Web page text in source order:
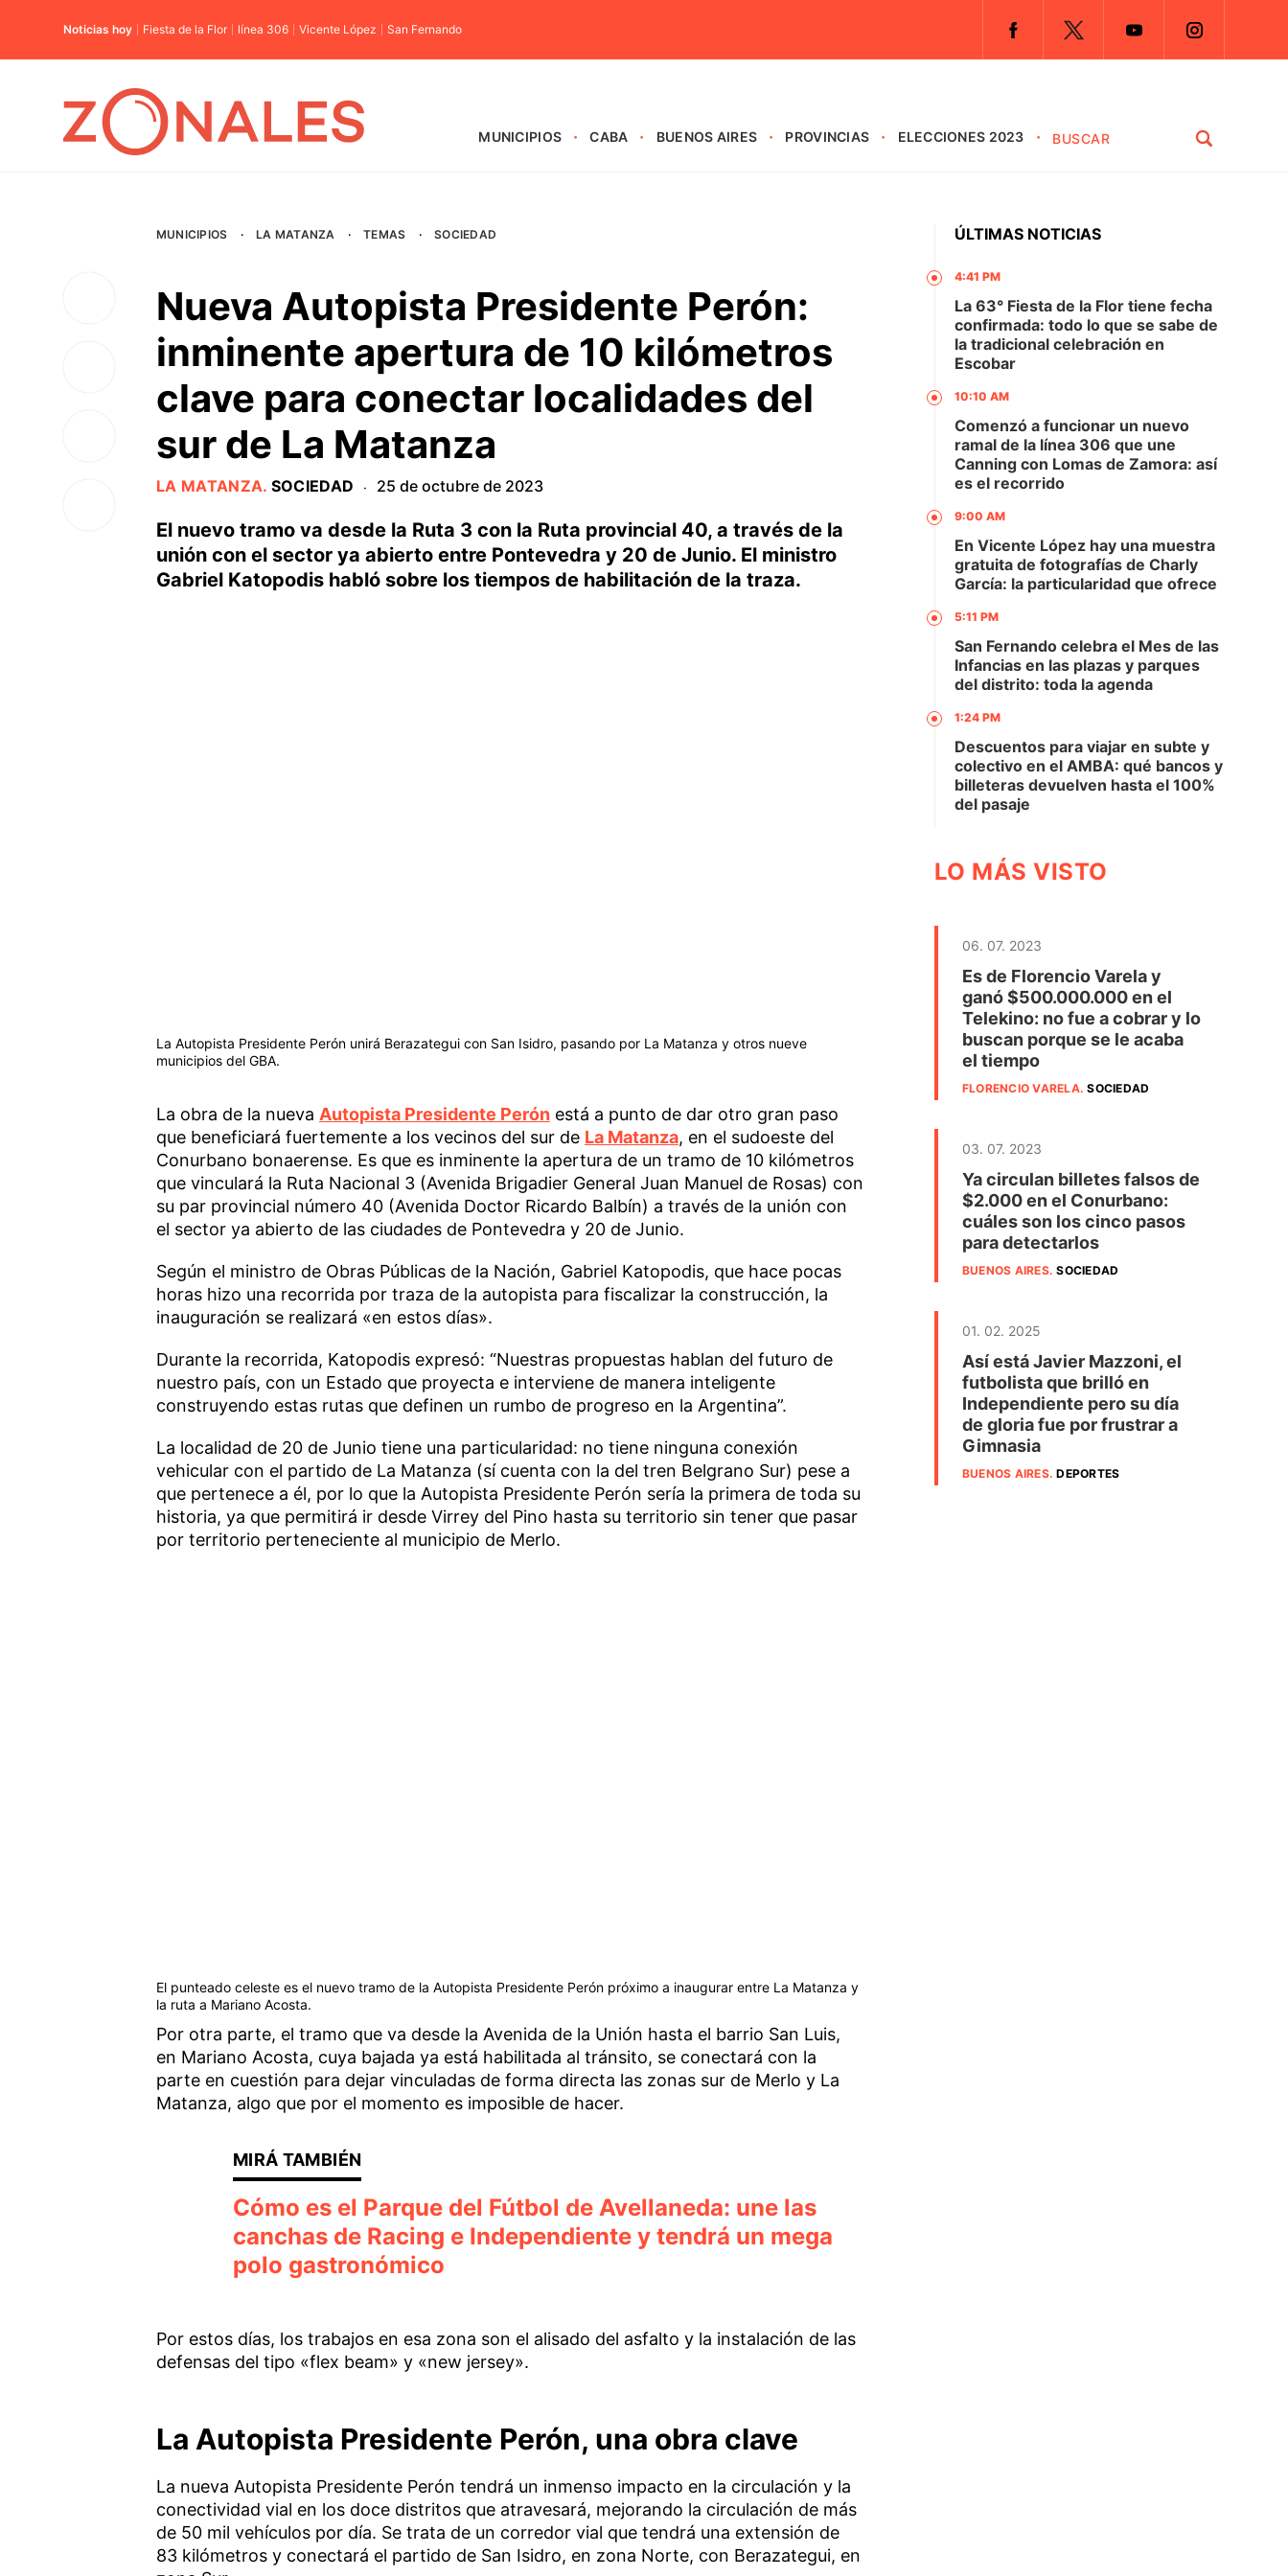
Noticias hoy Fiesta de la Flor línea 306 Vicente López San Fernando
MUNICIPIOS CABA BUENOS AIRES PROVINCIAS ELECCIONES 2023
MUNICIPIOS · LA MATANZA · TEMAS · SOCIEDAD
Nueva Autopista Presidente Perón:
inminente apertura de 10 kilómetros
clave para conectar localidades del
sur de La Matanza
LA MATANZA. SOCIEDAD · 25 de octubre de 2023
El nuevo tramo va desde la Ruta 3 con la Ruta provincial 40, a través de la
unión con el sector ya abierto entre Pontevedra y 20 de Junio. El ministro
Gabriel Katopodis habló sobre los tiempos de habilitación de la traza.
La Autopista Presidente Perón unirá Berazategui con San Isidro, pasando por La Matanza y otros nueve
municipios del GBA.
La obra de la nueva Autopista Presidente Perónestá a punto de dar otro gran paso
que beneficiará fuertemente a los vecinos del sur de La Matanza, en el sudoeste del
Conurbano bonaerense. Es que es inminente la apertura de un tramo de 10 kilómetros
que vinculará la Ruta Nacional 3 (Avenida Brigadier General Juan Manuel de Rosas) con
su par provincial número 40 (Avenida Doctor Ricardo Balbín) a través de la unión con
el sector ya abierto de las ciudades de Pontevedra y 20 de Junio.
Según el ministro de Obras Públicas de la Nación, Gabriel Katopodis, que hace pocas
horas hizo una recorrida por traza de la autopista para fiscalizar la construcción, la
inauguración se realizará «en estos días».
Durante la recorrida, Katopodis expresó: “Nuestras propuestas hablan del futuro de
nuestro país, con un Estado que proyecta e interviene de manera inteligente
construyendo estas rutas que definen un rumbo de progreso en la Argentina”.
La localidad de 20 de Junio tiene una particularidad: no tiene ninguna conexión
vehicular con el partido de La Matanza (sí cuenta con la del tren Belgrano Sur) pese a
que pertenece a él, por lo que la Autopista Presidente Perón sería la primera de toda su
historia, ya que permitirá ir desde Virrey del Pino hasta su territorio sin tener que pasar
por territorio perteneciente al municipio de Merlo.
El punteado celeste es el nuevo tramo de la Autopista Presidente Perón próximo a inaugurar entre La Matanza y
la ruta a Mariano Acosta.
Por otra parte, el tramo que va desde la Avenida de la Unión hasta el barrio San Luis,
en Mariano Acosta, cuya bajada ya está habilitada al tránsito, se conectará con la
parte en cuestión para dejar vinculadas de forma directa las zonas sur de Merlo y La
Matanza, algo que por el momento es imposible de hacer.
Cómo es el Parque del Fútbol de Avellaneda: une las
canchas de Racing e Independiente y tendrá un mega
polo gastronómico
Por estos días, los trabajos en esa zona son el alisado del asfalto y la instalación de las
defensas del tipo «flex beam» y «new jersey».
La Autopista Presidente Perón, una obra clave
La nueva Autopista Presidente Perón tendrá un inmenso impacto en la circulación y la
conectividad vial en los doce distritos que atravesará, mejorando la circulación de más
de 50 mil vehículos por día. Se trata de un corredor vial que tendrá una extensión de
83 kilómetros y conectará el partido de San Isidro, en zona Norte, con Berazategui, en
ÚLTIMAS NOTICIAS
4:41 PM
La 63° Fiesta de la Flor tiene fecha
confirmada: todo lo que se sabe de
la tradicional celebración en
Escobar
10:10 AM
Comenzó a funcionar un nuevo
ramal de la línea 306 que une
Canning con Lomas de Zamora: así
es el recorrido
9:00 AM
En Vicente López hay una muestra
gratuita de fotografías de Charly
García: la particularidad que ofrece
5:11 PM
San Fernando celebra el Mes de las
Infancias en las plazas y parques
del distrito: toda la agenda
1:24 PM
Descuentos para viajar en subte y
colectivo en el AMBA: qué bancos y
billeteras devuelven hasta el 100%
del pasaje
LO MÁS VISTO
06. 07. 2023
Es de Florencio Varela y
ganó $500.000.000 en el
Telekino: no fue a cobrar y lo
buscan porque se le acaba
el tiempo
FLORENCIO VARELA.SOCIEDAD
03. 07. 2023
Ya circulan billetes falsos de
$2.000 en el Conurbano:
cuáles son los cinco pasos
para detectarlos
BUENOS AIRES.SOCIEDAD
01. 02. 2025
Así está Javier Mazzoni, el
futbolista que brilló en
Independiente pero su día
de gloria fue por frustrar a
Gimnasia
BUENOS AIRES.DEPORTES